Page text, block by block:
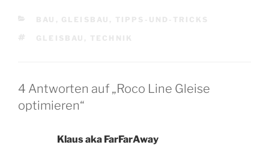
4 Antworten auf „Roco Line Gleise
optimieren“
Klaus aka FarFarAway